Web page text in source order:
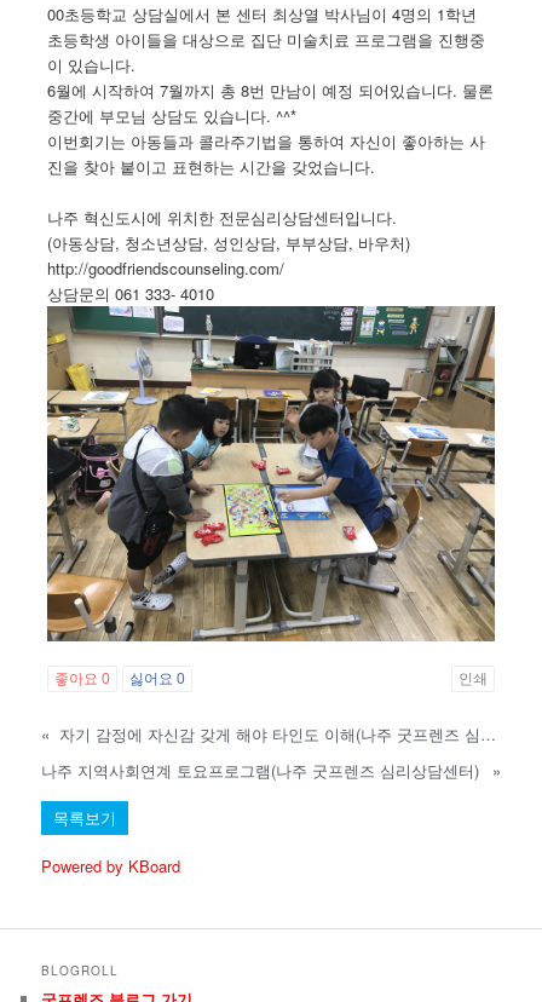
00초등학교 상담실에서 본 센터 최상열 박사님이 4명의 1학년
초등학생 아이들을 대상으로 집단 미술치료 프로그램을 진행중
이 있습니다.
6월에 시작하여 7월까지 총 8번 만남이 예정 되어있습니다. 물론
중간에 부모님 상담도 있습니다. ^^*
이번회기는 아동들과 콜라주기법을 통하여 자신이 좋아하는 사
진을 찾아 붙이고 표현하는 시간을 갖었습니다.
나주 혁신도시에 위치한 전문심리상담센터입니다.
(아동상담, 청소년상담, 성인상담, 부부상담, 바우처)
http://goodfriendscounseling.com/
상담문의 061 333- 4010
좋아요0 싫어요0 인쇄
«
자기 감정에 자신감 갖게 해야 타인도 이해(나주 굿프렌즈 심리상담센터)
나주 지역사회연계 토요프로그램(나주 굿프렌즈 심리상담센터)
»
목록보기
Powered by KBoard
BLOGROLL